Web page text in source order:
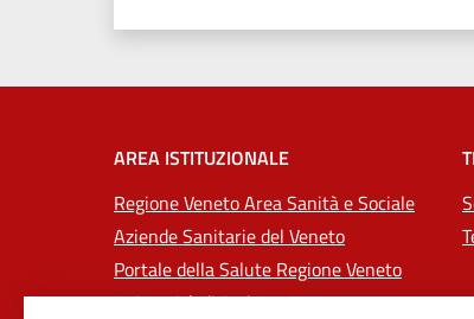
AREA ISTITUZIONALE
Regione Veneto Area Sanità e Sociale
Aziende Sanitarie del Veneto
Portale della Salute Regione Veneto
Università di Padova